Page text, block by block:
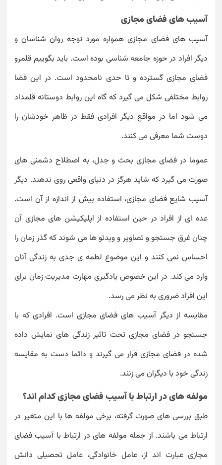
آسیب های فضای مجازی
آسیب های فضای مجازی همواره مورد توجه روان شناسان و
دیگر افراد در حوزه جامعه شناسی بوده است. باید بگوییم قلمرو
فضای مجازی گسترده و تا حدی نامحدود است. در این فضا
روابط مختلفی شکل می گیرد که گاه این روابط دوستانه قلمداد
می شود اما در مواقع دیگر افرادی فقط در ظاهر خودشان را
دوست شما معرفی می کنند.
عموما در فضای مجازی بحث و جدل، به اصطلاح دشمنی های
صورت می گیرد که شاید هرگز در دنیای واقعی روی ندهند. دیگر
آسیب شایع فضای مجازی، استفاده بیش از اندازه از آن است.
عده ای از افراد در حین استفاده از اپلیکیشن های مجازی آن
چنان غرق جستجو و تصاویر و ویدئو ها می شوند که گذر زمان را
احساس نمی کنند و این موضوع لطمه ی جدی به زندگی آنان
وارد می کند. در این خصوص یادگیری مهارت مدیریت زمان برای
این افراد ضروری به نظر می رسد.
مقایسه از دیگر آسیب های فضای مجازی است. افرادی که با
جستجو در فضای مجازی تحت تاثیر زندگی های نمایش داده
شده در فضای مجازی قرار می گیرند و دائما دست به مقایسه
زندگی خود با دیگران می زنند.
مولفه های در ارتباط با آسیب فضای مجازی کدام اند؟
طبق بررسی های صورت گرفته، برخی مولفه ها با این متغیر در
ارتباط می باشند. از جمله مولفه های در ارتباط با آسیب فضای
مجازی عبارت اند از، عامل خانوادگی، عامل تحصیلی دانش